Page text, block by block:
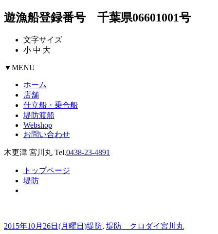
遊漁船登録番号 千葉県06601001号
文字サイズ
小 中 大
▼MENU
ホーム
店舗
仕立船・乗合船
堤防渡船
Webshop
お問い合わせ
木更津 宮川丸 Tel.0438-23-4891
トップページ
堤防
2015年10月26日(月曜日)堤防, 堤防 クロダイ宮川丸